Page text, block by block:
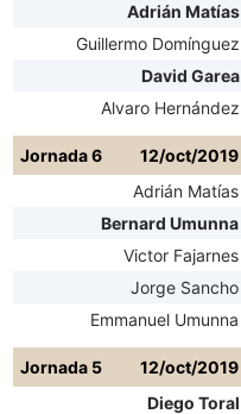
Adrián Matías
Guillermo Domínguez
David Garea
Alvaro Hernández
Jornada 6
12/oct/2019
Adrián Matías
Bernard Umunna
Victor Fajarnes
Jorge Sancho
Emmanuel Umunna
Jornada 5
12/oct/2019
Diego Toral